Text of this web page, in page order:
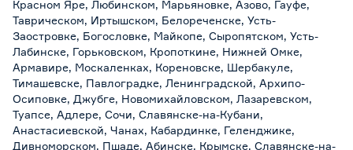
Красном Яре, Любинском, Марьяновке, Азово, Гауфе,
Таврическом, Иртышском, Белореченске, Усть-
Заостровке, Богословке, Майкопе, Сыропятском, Усть-
Лабинске, Горьковском, Кропоткине, Нижней Омке,
Армавире, Москаленках, Кореновске, Шербакуле,
Тимашевске, Павлоградке, Ленинградской, Архипо-
Осиповке, Джубге, Новомихайловском, Лазаревском,
Туапсе, Адлере, Сочи, Славянске-на-Кубани,
Анастасиевской, Чанах, Кабардинке, Геленджике,
Дивноморском, Пшаде, Абинске, Крымске, Славянске-на-